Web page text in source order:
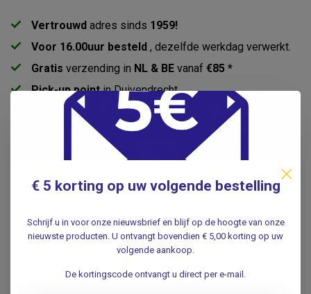
Vertrouwd adres sinds 1959!
Voor 16.00uur besteld , dezelfde werkdag verwerkt.
Gratis verzending in NL & BE vanaf €85 *
Pick-up pointin Duivendrecht
Productomschrijving
Specificaties
Reviews
Gerelateerde producten
€ 5 korting op uw volgende bestelling
Schrijf u in voor onze nieuwsbrief en blijf op de hoogte van onze
nieuwste producten. U ontvangt bovendien € 5,00 korting op uw
volgende aankoop.
De kortingscode ontvangt u direct per e-mail.